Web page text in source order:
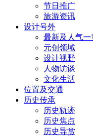
节日推广
旅游资讯
设计号外
最新及人气一
元创领域
设计视野
人物访谈
文化生活
位置及交通
历史传承
历史轨迹
历史焦点
历史导赏